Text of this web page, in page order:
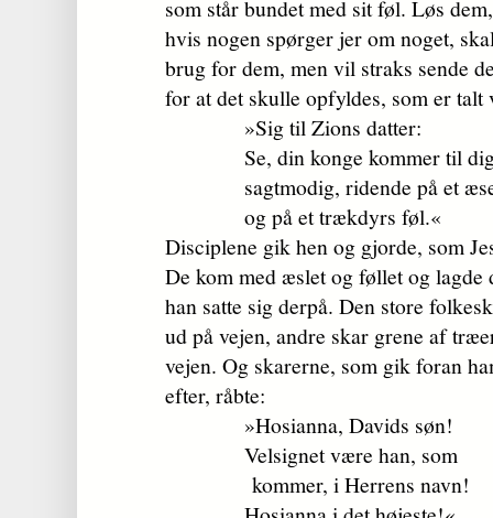
som står bundet med sit føl. Løs
hvis nogen spørger jer om noget,
brug for dem, men vil straks sende
for at det skulle opfyldes, som er talt
»Sig til Zions datter:
Se, din konge kommer til
sagtmodig, ridende på et
og på et trækdyrs føl.«
Disciplene gik hen og gjorde, som
De kom med æslet og føllet og lagde
han satte sig derpå. Den store
ud på vejen, andre skar grene af
vejen. Og skarerne, som gik foran
efter, råbte:
»Hosianna, Davids søn!
Velsignet være han, som
kommer, i Herrens navn!